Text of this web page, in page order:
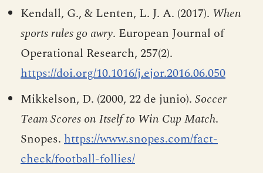
Kendall, G., & Lenten, L. J. A. (2017). When
sports rules go awry. European Journal of
Operational Research, 257(2).
https://doi.org/10.1016/j.ejor.2016.06.050
Mikkelson, D. (2000, 22 de junio). Soccer
Team Scores on Itself to Win Cup Match.
Snopes. https://www.snopes.com/fact-
check/football-follies/